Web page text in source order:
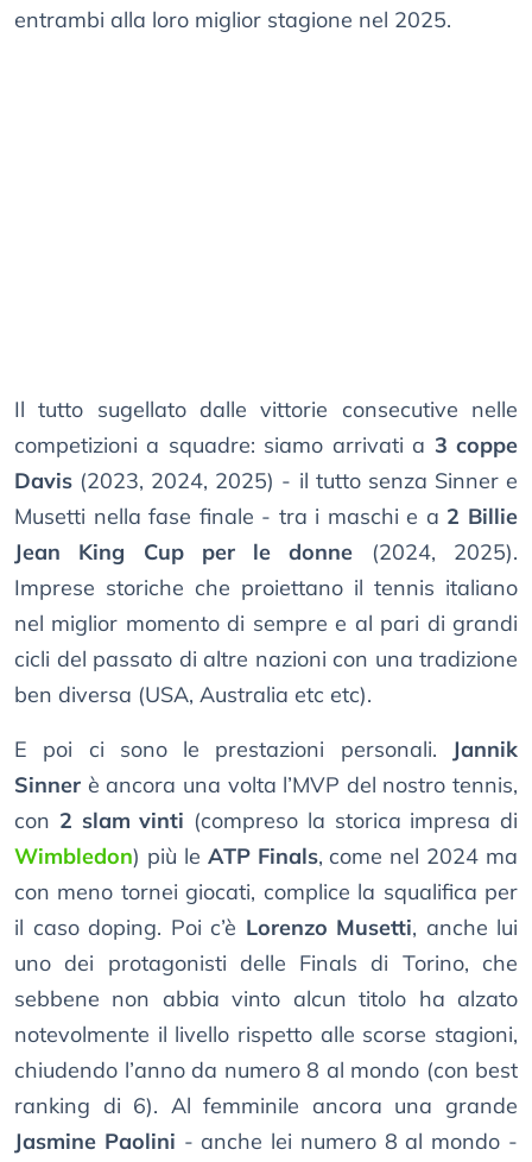
entrambi alla loro miglior stagione nel 2025.
Il tutto sugellato dalle vittorie consecutive nelle
competizioni a squadre: siamo arrivati a 3 coppe
Davis (2023, 2024, 2025) - il tutto senza Sinner e
Musetti nella fase finale - tra i maschi e a 2 Billie
Jean King Cup per le donne (2024, 2025).
Imprese storiche che proiettano il tennis italiano
nel miglior momento di sempre e al pari di grandi
cicli del passato di altre nazioni con una tradizione
ben diversa (USA, Australia etc etc).
E poi ci sono le prestazioni personali. Jannik
Sinner è ancora una volta l’MVP del nostro tennis,
con 2 slam vinti (compreso la storica impresa di
Wimbledon) più le ATP Finals, come nel 2024 ma
con meno tornei giocati, complice la squalifica per
il caso doping. Poi c’è Lorenzo Musetti, anche lui
uno dei protagonisti delle Finals di Torino, che
sebbene non abbia vinto alcun titolo ha alzato
notevolmente il livello rispetto alle scorse stagioni,
chiudendo l’anno da numero 8 al mondo (con best
ranking di 6). Al femminile ancora una grande
Jasmine Paolini - anche lei numero 8 al mondo -